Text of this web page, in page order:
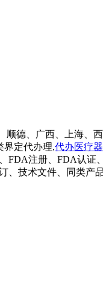
德、广西、上海、
界定代办理,代办医疗
FDA注册、FDA认证
、技术文件、同类产